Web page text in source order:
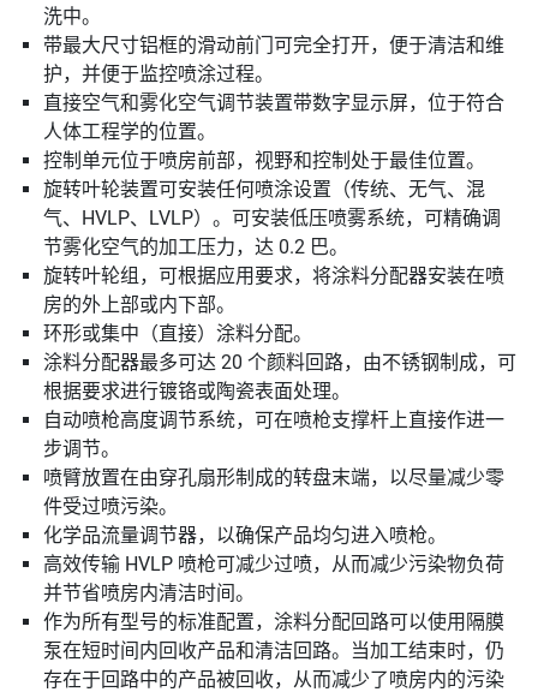
洗中。
带最大尺寸铝框的滑动前门可完全打开，便于清洁和维
护，并便于监控喷涂过程。
直接空气和雾化空气调节装置带数字显示屏，位于符合
人体工程学的位置。
控制单元位于喷房前部，视野和控制处于最佳位置。
旋转叶轮装置可安装任何喷涂设置（传统、无气、混
气、HVLP、LVLP）。可安装低压喷雾系统，可精确调
节雾化空气的加工压力，达 0.2 巴。
旋转叶轮组，可根据应用要求，将涂料分配器安装在喷
房的外上部或内下部。
环形或集中（直接）涂料分配。
涂料分配器最多可达 20 个颜料回路，由不锈钢制成，可
根据要求进行镀铬或陶瓷表面处理。
自动喷枪高度调节系统，可在喷枪支撑杆上直接作进一
步调节。
喷臂放置在由穿孔扇形制成的转盘末端，以尽量减少零
件受过喷污染。
化学品流量调节器，以确保产品均匀进入喷枪。
高效传输 HVLP 喷枪可减少过喷，从而减少污染物负荷
并节省喷房内清洁时间。
作为所有型号的标准配置，涂料分配回路可以使用隔膜
泵在短时间内回收产品和清洁回路。当加工结束时，仍
存在于回路中的产品被回收，从而减少了喷房内的污染